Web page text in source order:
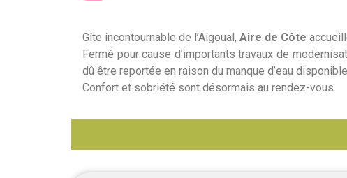
Gîte incontournable de l’Aigoual, Aire de Côte
Fermé pour cause d’importants travaux de
dû être reportée en raison du manque d’eau
Confort et sobriété sont désormais au rendez-vous.